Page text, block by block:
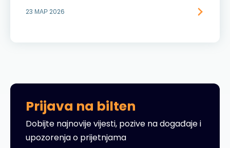
23 МАР 2026
Prijava na bilten
Dobijte najnovije vijesti, pozive na događaje i
upozorenja o prijetnjama